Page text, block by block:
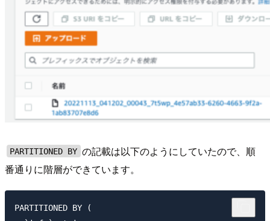
PARTITIONED BY の記載は以下のようにしていたので、順
番通りに階層ができています。
PARTITIONED BY (